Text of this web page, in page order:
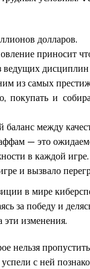
долларов.
приносит
дисциплин
из самых
покупать и
между
— это
в каждой игре.
и вызвало
в мире
за победу и
эти изменения.
нельзя
с ней